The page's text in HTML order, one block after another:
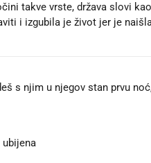
takve vrste, država slovi
i izgubila je život jer je
s njim u njegov stan prvu